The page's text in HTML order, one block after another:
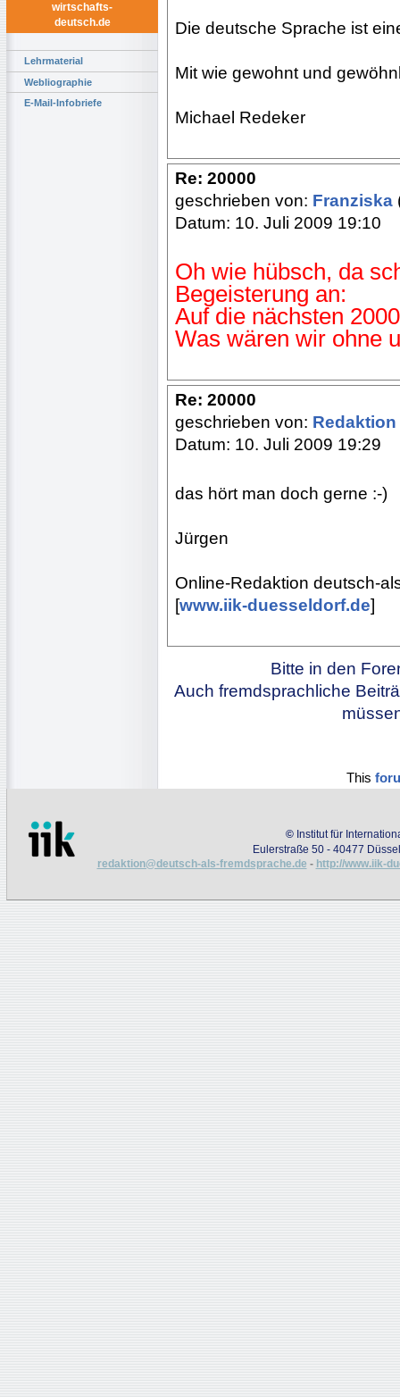
wirtschafts-
deutsch.de
Lehrmaterial
Webliographie
E-Mail-Infobriefe
Die deutsche Sprache ist
Mit wie gewohnt und
Michael Redeker
Re: 20000
geschrieben von: Franziska
Datum: 10. Juli 2009 19:10
Oh wie hübsch, da
Begeisterung an:
Auf die nächsten
Was wären wir ohne
Re: 20000
geschrieben von: Redaktion
Datum: 10. Juli 2009 19:29
das hört man doch gerne :-)
Jürgen
Online-Redaktion deutsch-
[www.iik-duesseldorf.de]
Bitte in den
Auch fremdsprachliche
This
© Institut für
Eulerstraße 50 - 40477
redaktion@deutsch-als-fremdsprache.de - http://www.iik-